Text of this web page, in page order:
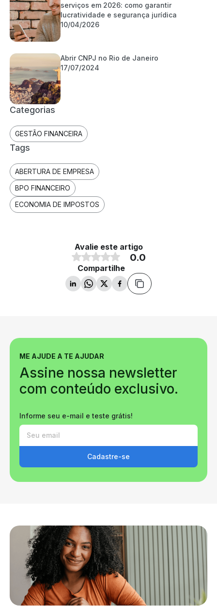
serviços em 2026: como garantir
lucratividade e segurança jurídica
10/04/2026
Abrir CNPJ no Rio de Janeiro
17/07/2024
Categorias
GESTÃO FINANCEIRA
Tags
ABERTURA DE EMPRESA
BPO FINANCEIRO
ECONOMIA DE IMPOSTOS
Avalie este artigo
0.0
Compartilhe
ME AJUDE A TE AJUDAR
Assine nossa newsletter
com conteúdo exclusivo.
Informe seu e-mail e teste grátis!
Cadastre-se